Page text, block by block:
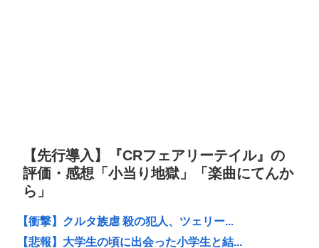
【先行導入】『CRフェアリーテイル』の
評価・感想「小当り地獄」「楽曲にてんか
ら」
【衝撃】クルタ族虐 殺の犯人、ツェリー...
【悲報】大学生の頃に出会った小学生と結...